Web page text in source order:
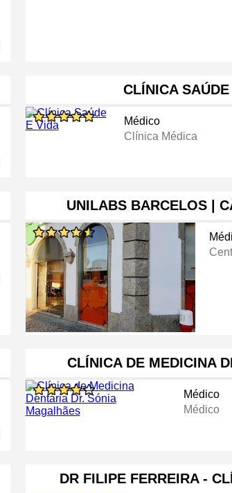
CLÍNICA
Médico
Clínica Médica
UNILABS BARCELOS |
CLÍNICA DE MEDICINA
Médico
Médico
DR FILIPE FERREIRA -